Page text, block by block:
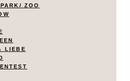
ZOO
LIEBE